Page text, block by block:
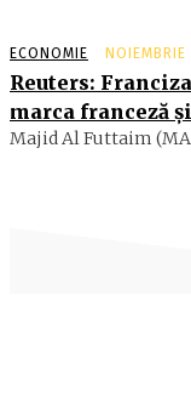
ECONOMIE
Reuters:
marca franceză
Majid Al Futtaim